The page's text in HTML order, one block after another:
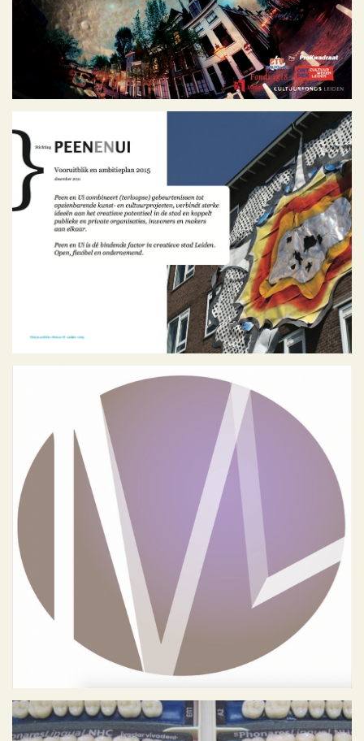
Peen en Ui: blik op de
toekomst
Geen categorie
Ellen Gerrese Mediation
Geen categorie